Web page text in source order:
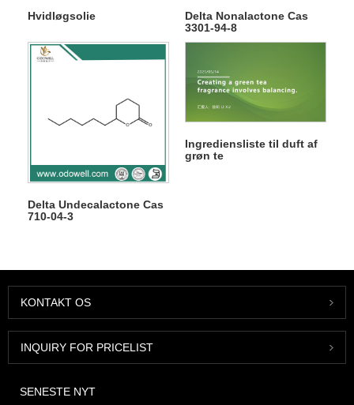
Hvidløgsolie
Delta Nonalactone Cas
3301-94-8
Delta Undecalactone Cas
710-04-3
Ingrediensliste til duft af
grøn te
KONTAKT OS
INQUIRY FOR PRICELIST
SENESTE NYT